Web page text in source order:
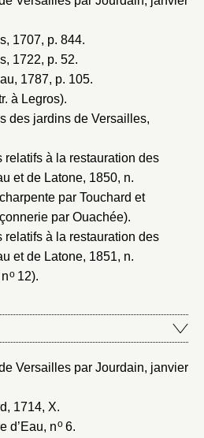
1707, p. 844.
1722, p. 52.
1787, p. 105.
à Legros).
des jardins de Versailles,
relatifs à la restauration des
et de Latone, 1850, n.
par Touchard et
par Ouachée).
relatifs à la restauration des
et de Latone, 1851, n.
o12).
Versailles par Jourdain, janvier
1714, X.
d’Eau, no6.